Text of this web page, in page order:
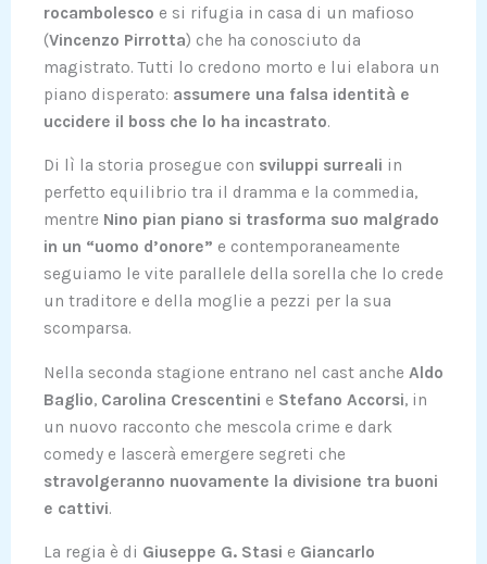
rocambolesco e si rifugia in casa di un mafioso
(Vincenzo Pirrotta) che ha conosciuto da
magistrato. Tutti lo credono morto e lui elabora un
piano disperato: assumere una falsa identità e
uccidere il boss che lo ha incastrato.
Di lì la storia prosegue con sviluppi surreali in
perfetto equilibrio tra il dramma e la commedia,
mentre Nino pian piano si trasforma suo malgrado
in un “uomo d’onore” e contemporaneamente
seguiamo le vite parallele della sorella che lo crede
un traditore e della moglie a pezzi per la sua
scomparsa.
Nella seconda stagione entrano nel cast anche Aldo
Baglio, Carolina Crescentini e Stefano Accorsi, in
un nuovo racconto che mescola crime e dark
comedy e lascerà emergere segreti che
stravolgeranno nuovamente la divisione tra buoni
e cattivi.
La regia è di Giuseppe G. Stasi e Giancarlo